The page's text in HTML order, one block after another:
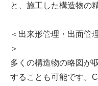
と、施工した構造物の
＜出来形管理・出面管
＞
多くの構造物の略図が
することも可能です。